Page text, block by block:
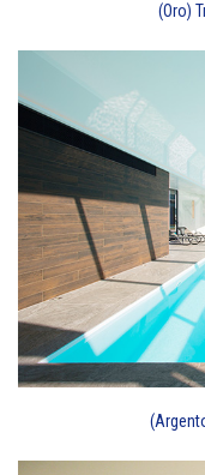
(Oro)